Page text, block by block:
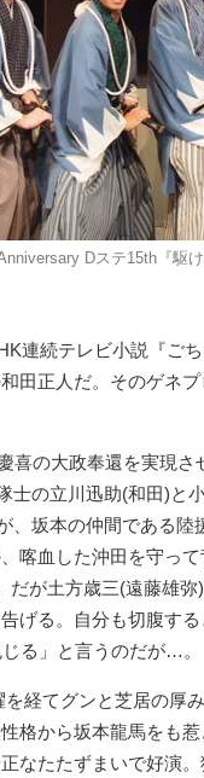
Dステ15th『駆
連続テレビ小説『ご
田正人だ。そのゲネ
喜の大政奉還を実現
士の立川迅助(和田)と
、坂本の仲間である陸
喀血した沖田を守っ
が土方歳三(遠藤雄
げる。自分も切腹す
る」と言うのだが…。
経てグンと芝居の厚
格から坂本龍馬をも
なたたずまいで好演